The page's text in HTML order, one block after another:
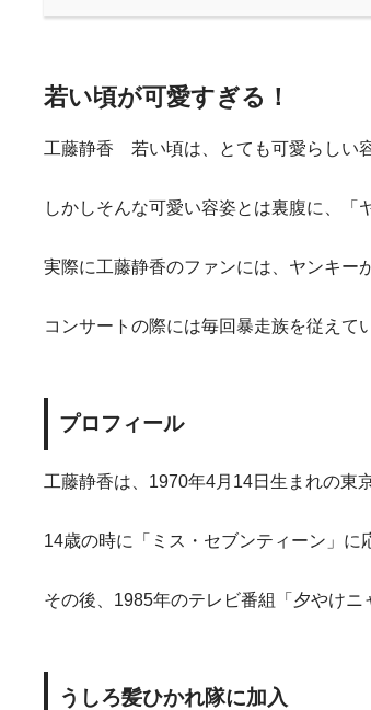
若い頃が可愛すぎる！
工藤静香 若い頃は、とても可愛らしい
しかしそんな可愛い容姿とは裏腹に、「
実際に工藤静香のファンには、ヤンキー
コンサートの際には毎回暴走族を従えて
プロフィール
工藤静香は、1970年4月14日生まれの東
14歳の時に「ミス・セブンティーン」に
その後、1985年のテレビ番組「夕やけ
うしろ髪ひかれ隊に加入